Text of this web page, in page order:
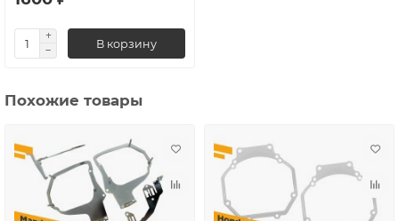
В корзину
Похожие товары